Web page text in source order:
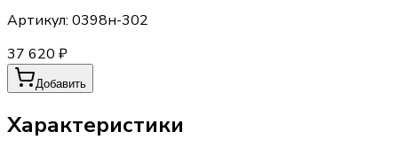
Артикул: 0398н-302
37 620 ₽
Добавить
Характеристики